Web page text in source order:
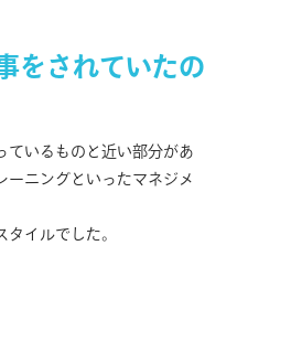
をされていたの
ているものと近い部分があ
ーニングといったマネジメ
イルでした。